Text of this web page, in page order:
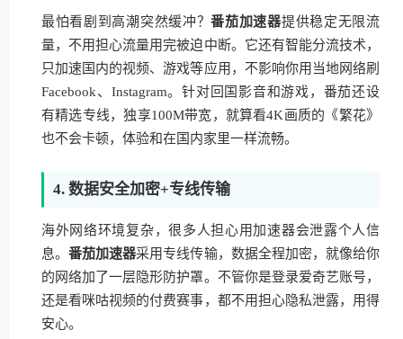
最怕看剧到高潮突然缓冲？番茄加速器提供稳定无限流
量，不用担心流量用完被迫中断。它还有智能分流技术，
只加速国内的视频、游戏等应用，不影响你用当地网络刷
Facebook、Instagram。针对回国影音和游戏，番茄还设
有精选专线，独享100M带宽，就算看4K画质的《繁花》
也不会卡顿，体验和在国内家里一样流畅。
4. 数据安全加密+专线传输
海外网络环境复杂，很多人担心用加速器会泄露个人信
息。番茄加速器采用专线传输，数据全程加密，就像给你
的网络加了一层隐形防护罩。不管你是登录爱奇艺账号，
还是看咪咕视频的付费赛事，都不用担心隐私泄露，用得
安心。